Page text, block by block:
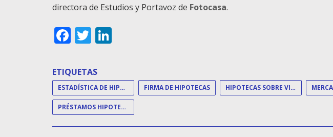
directora de Estudios y Portavoz de Fotocasa.
Facebook
Twitter
ETIQUETAS
ESTADÍSTICA DE HIPOTECAS FIRMA DE HIPOTECAS HIPOTECAS SOBRE VIVIENDA
PRÉSTAMOS HIPOTECARIOS